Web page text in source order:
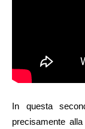
In questa
precisamente